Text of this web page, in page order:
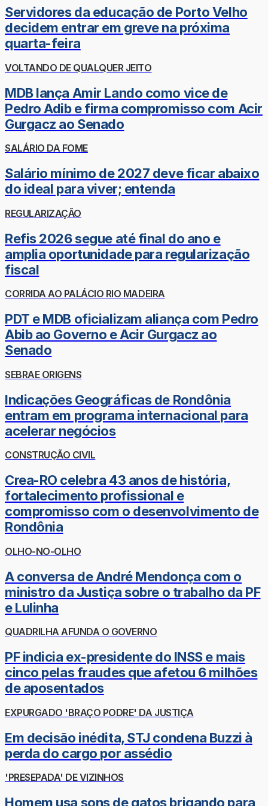
Servidores da educação de Porto Velho
decidem entrar em greve na próxima
quarta-feira
VOLTANDO DE QUALQUER JEITO
MDB lança Amir Lando como vice de
Pedro Adib e firma compromisso com Acir
Gurgacz ao Senado
SALÁRIO DA FOME
Salário mínimo de 2027 deve ficar abaixo
do ideal para viver; entenda
REGULARIZAÇÃO
Refis 2026 segue até final do ano e
amplia oportunidade para regularização
fiscal
CORRIDA AO PALÁCIO RIO MADEIRA
PDT e MDB oficializam aliança com Pedro
Abib ao Governo e Acir Gurgacz ao
Senado
SEBRAE ORIGENS
Indicações Geográficas de Rondônia
entram em programa internacional para
acelerar negócios
CONSTRUÇÃO CIVIL
Crea-RO celebra 43 anos de história,
fortalecimento profissional e
compromisso com o desenvolvimento de
Rondônia
OLHO-NO-OLHO
A conversa de André Mendonça com o
ministro da Justiça sobre o trabalho da PF
e Lulinha
QUADRILHA AFUNDA O GOVERNO
PF indicia ex-presidente do INSS e mais
cinco pelas fraudes que afetou 6 milhões
de aposentados
EXPURGADO 'BRAÇO PODRE' DA JUSTIÇA
Em decisão inédita, STJ condena Buzzi à
perda do cargo por assédio
'PRESEPADA' DE VIZINHOS
Homem usa sons de gatos brigando para